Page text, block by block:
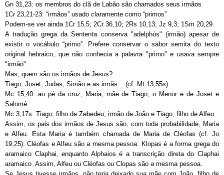
Gn 31,23: os membros do clã de Labão são chamados seus irmãos
1Cr 23,21-23: “irmãos” usado claramente como “primos”
Podem-se ver ainda 1Cr 15,5; 2Cr 36,10; 2Rs 10,13; Jz 9,3; 1Sm 20,29.
A tradução grega da Sententa conserva "adelphós" (irmão) apesar de
existir o vocábulo “primo”. Prefere conservar o sabor semita do texto
original hebraico, que não conhecia a palavra "primo" e usava sempre
"irmão".
Mas, quem são os irmãos de Jesus?
Tiago, Joset, Judas, Simão e as irmãs... (cf. Mt 13,55s)
Mc 15,40: ao pé da cruz, Maria, mãe de Tiago, o Menor e de Joset e
Salomé
Mc 3,17s: Tiago, filho de Zebedeu, irmão de João e Tiago, filho de Alfeu
Assim, os pais dos irmãos de Jesus são, com toda probabilidade, Maria
e Alfeu. Esta Maria é também chamada de Maria de Cléofas (cf. Jo
19,25). Cléofas e Alfeu são a mesma pessoa: Klopas é a forma grega do
aramaico Claphai, enquanto Alphaios é a transcrição direta do Claphai
aramaico. Assim, Alfeu ou Cléofas ou Clopas são a mesma pessoa.